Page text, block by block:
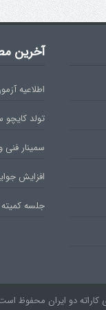
آخرین
اطلاعیه آزمون
تولد
سمینار فنی
افزایش
جلسه
دو ایران محفوظ است.